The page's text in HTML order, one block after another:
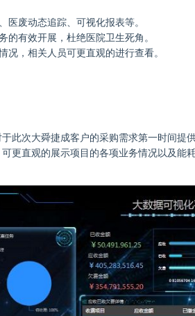
废动态追踪、可视化报表等。
有效开展，杜绝医院卫生死角。
，相关人员可更直观的进行查看。
此次大舜捷成客户的采购需求第一时间
更直观的展示项目的各项业务情况以及